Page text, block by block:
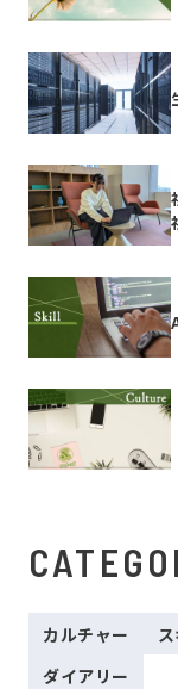
カルチャー
ダイアリー